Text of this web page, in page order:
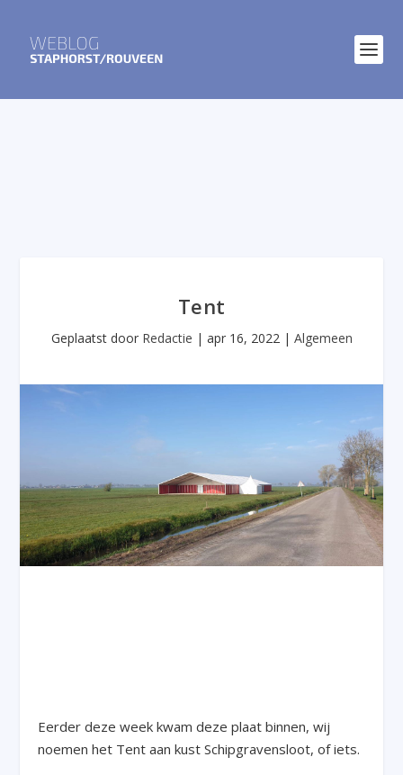
Tent
Geplaatst door Redactie | apr 16, 2022| Algemeen
Eerder deze week kwam deze plaat binnen, wij
noemen het Tent aan kust Schipgravensloot, of iets.